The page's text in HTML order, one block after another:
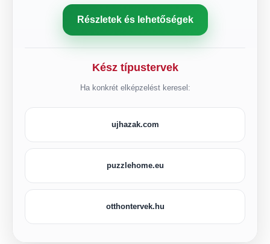
Részletek és lehetőségek
Kész típustervek
Ha konkrét elképzelést keresel:
ujhazak.com
puzzlehome.eu
otthontervek.hu